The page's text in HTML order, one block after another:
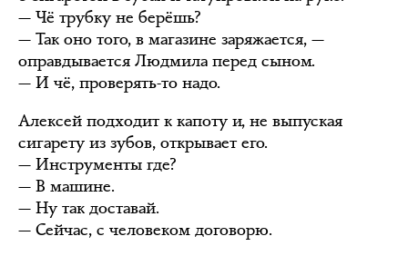
— Чё трубку не берёшь?
— Так оно того, в магазине заряжается, —
оправдывается Людмила перед сыном.
— И чё, проверять-то надо.
Алексей подходит к капоту и, не выпуская
сигарету из зубов, открывает его.
— Инструменты где?
— В машине.
— Ну так доставай.
— Сейчас, с человеком договорю.